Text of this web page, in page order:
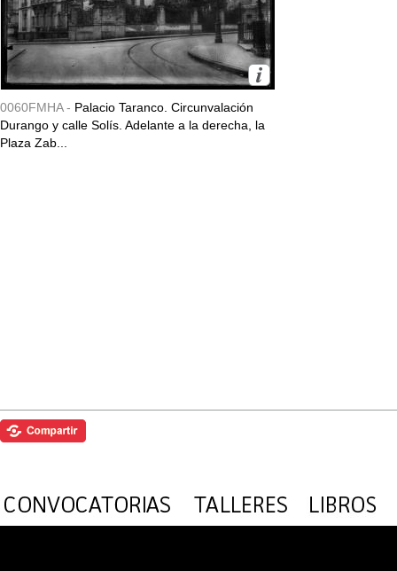
0060FMHA - Palacio Taranco. Circunvalación
Durango y calle Solís. Adelante a la derecha, la
Plaza Zab...